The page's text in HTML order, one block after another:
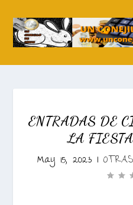
ENTRADAS DE
LA
May 15, 2023|